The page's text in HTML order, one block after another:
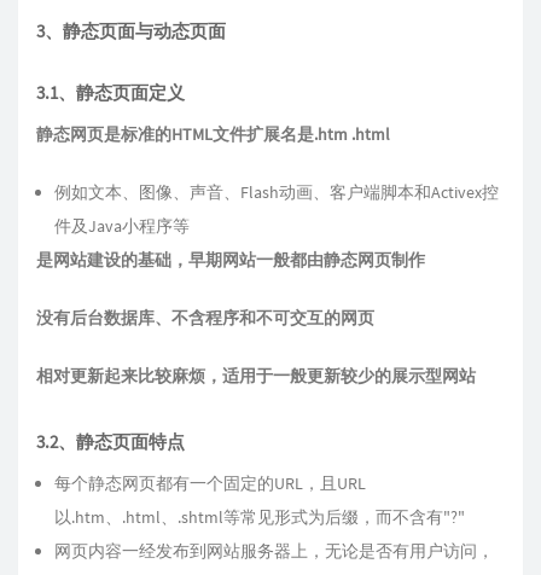
3、静态页面与动态页面
3.1、静态页面定义
静态网页是标准的HTML文件扩展名是.htm .html
例如文本、图像、声音、Flash动画、客户端脚本和Activex控
件及Java小程序等
是网站建设的基础，早期网站一般都由静态网页制作
没有后台数据库、不含程序和不可交互的网页
相对更新起来比较麻烦，适用于一般更新较少的展示型网站
3.2、静态页面特点
每个静态网页都有一个固定的URL，且URL
以.htm、.html、.shtml等常见形式为后缀，而不含有"?"
网页内容一经发布到网站服务器上，无论是否有用户访问，